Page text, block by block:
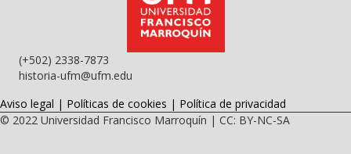
(+502) 2338-7873
historia-ufm@ufm.edu
Aviso legal | Políticas de cookies | Política de privacidad
© 2022 Universidad Francisco Marroquín | CC: BY-NC-SA